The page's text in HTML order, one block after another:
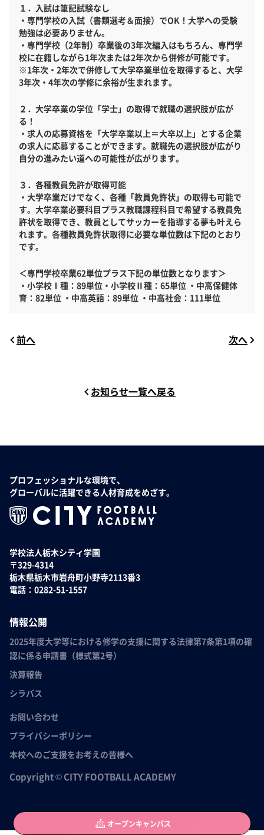
オープンキャンパス
１．入試は筆記試験なし
・専門学校の入試（書類選考＆面接）でOK！大学への受験
勉強は必要ありません。
・専門学校（2年制）卒業後の3年次編入はもちろん、専門学
校に在籍しながら1年次または2年次から併修が可能です。
※1年次・2年次で併修して大学卒業単位を取得すると、大学
3年次・4年次の学修に余裕が生まれます。
２．大学卒業の学位「学士」の取得で就職の選択肢が広が
る！
・求人の応募資格を「大学卒業以上＝大卒以上」とする企業
の求人に応募することができます。就職先の選択肢が広がり
自分の進みたい道への可能性が広がります。
３．各種教員免許が取得可能
・大学卒業だけでなく、各種「教員免許状」の取得も可能で
す。大学卒業必要科目プラス教職課程科目で希望する教員免
許状を取得でき、教員としてサッカーを指導する夢も叶えら
れます。各種教員免許状取得に必要な単位数は下記のとおり
です。
＜専門学校卒業62単位プラス下記の単位数となります＞
・小学校Ⅰ種：89単位・小学校Ⅱ種：65単位 ・中高保健体
育：82単位 ・中高英語：89単位 ・中高社会：111単位
前へ 次へ
お知らせ一覧へ戻る
プロフェッショナルな環境で、
グローバルに活躍できる人材育成をめざす。
学校法人栃木シティ学園
〒329-4314
栃木県栃木市岩舟町小野寺2113番3
電話：0282-51-1557
情報公開
2025年度大学等における修学の支援に関する法律第7条第1項の確
認に係る申請書（様式第2号）
決算報告
シラバス
お問い合わせ
プライバシーポリシー
本校へのご支援をお考えの皆様へ
Copyright © CITY FOOTBALL ACADEMY